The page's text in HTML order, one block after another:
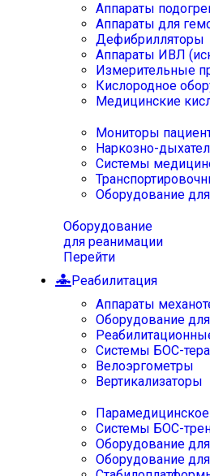
Аппараты
Аппараты для
Дефибрилляторы
Аппараты ИВЛ
Измерительные
Кислородное
Медицинские
Мониторы
Наркозно-
Системы
Оборудование
Оборудование
для реанимации
Перейти
Реабилитация
Аппараты
Оборудование
Системы БОС-
Велоэргометры
Вертикализаторы
Системы БОС-
Оборудование
Оборудование